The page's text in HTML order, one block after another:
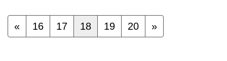
« 16 17 18 19 20 »